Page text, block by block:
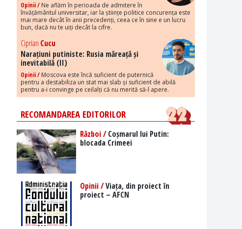
Opinii / Ne aflăm în perioada de admitere în
învățământul universitar, iar la științe politice concurența este
mai mare decât în anii precedenți, ceea ce în sine e un lucru
bun, dacă nu te uiți decât la cifre.
Ciprian Cucu
Narațiuni putiniste: Rusia măreață și
inevitabilă (II)
Opinii / Moscova este încă suficient de puternică
pentru a destabiliza un stat mai slab și suficient de abilă
pentru a-i convinge pe ceilalți că nu merită să-l apere.
RECOMANDAREA EDITORILOR
Război /Coșmarul lui Putin:
blocada Crimeei
Opinii /Viața, din proiect în
proiect – AFCN